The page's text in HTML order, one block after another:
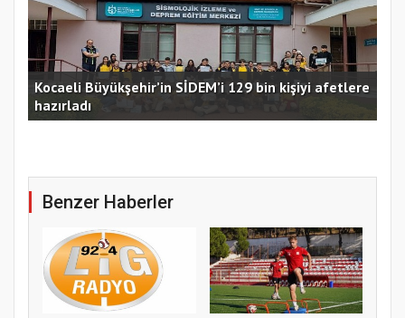
Kocaeli Büyükşehir’in SİDEM’i 129 bin kişiyi afetlere
hazırladı
Benzer Haberler